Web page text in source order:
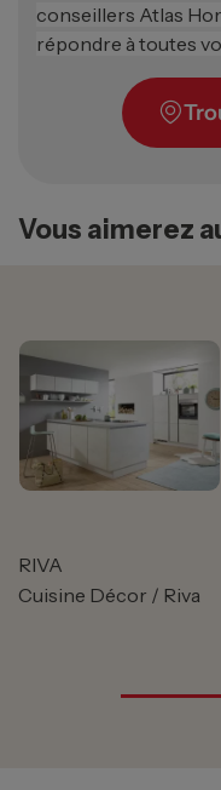
conseillers Atlas
répondre à toutes
Vous aimerez
RIVA
Cuisine Décor / Riva